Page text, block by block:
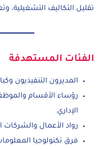
تقليل التكاليف التشغيلية،
الفئات المستهدفة
المديرون التنفيذيون
رؤساء الأقسام
الإداري.
رواد الأعمال والشركات
فرق تكنولوجيا